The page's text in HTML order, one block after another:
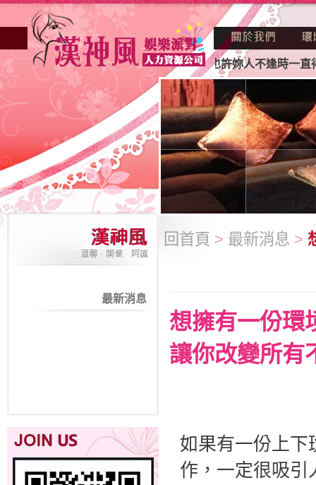
業妳正因不景氣的年代找不到工作？也許妳人不逢時一直得
最新消息
回首頁 > 最新消息 >
想擁有一份環
讓你改變所有
如果有一份上下
作，一定很吸引